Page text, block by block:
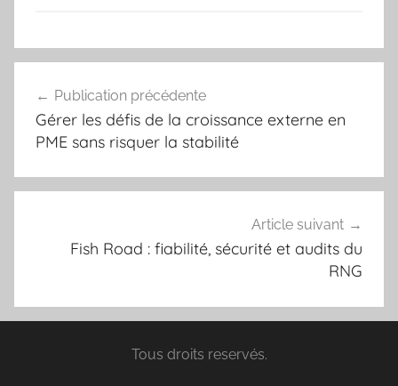
de
l’article
Publication précédente
Gérer les défis de la croissance externe en
PME sans risquer la stabilité
Article suivant
Fish Road : fiabilité, sécurité et audits du
RNG
Tous droits reservés.